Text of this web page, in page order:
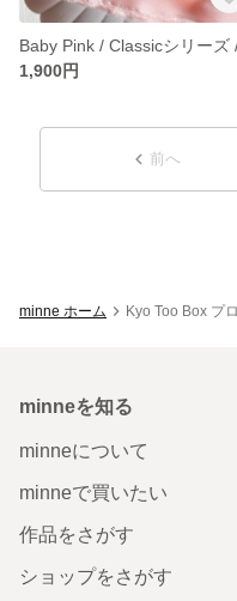
1,900円
前へ
minne ホーム Kyo Too Box プ
minneを知る
minneについて
minneで買いたい
作品をさがす
ショップをさがす